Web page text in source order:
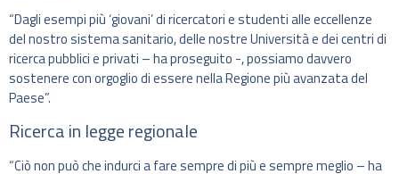
“Dagli esempi più ‘giovani’ di ricercatori e studenti alle eccellenze
del nostro sistema sanitario, delle nostre Università e dei centri di
ricerca pubblici e privati – ha proseguito -, possiamo davvero
sostenere con orgoglio di essere nella Regione più avanzata del
Paese”.
Ricerca in legge regionale
“Ciò non può che indurci a fare sempre di più e sempre meglio – ha